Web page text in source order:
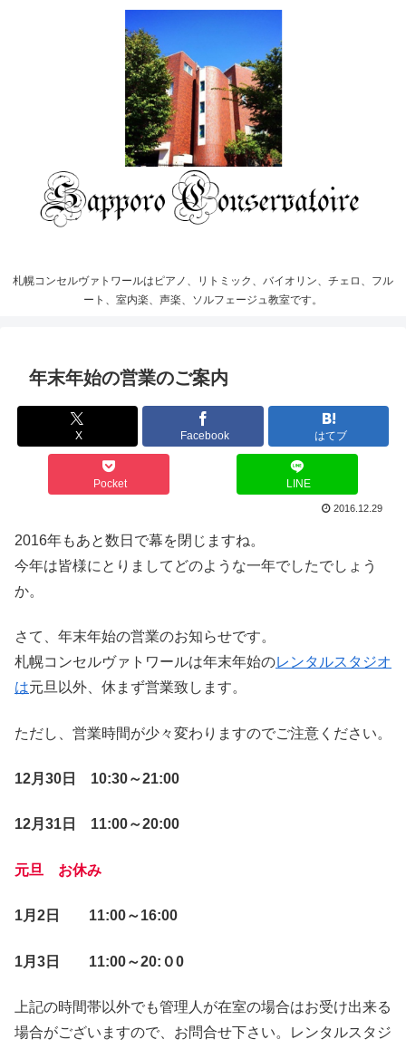
札幌コンセルヴァトワールはピアノ、リトミック、バイオリン、チェロ、フル
ート、室内楽、声楽、ソルフェージュ教室です。
年末年始の営業のご案内
X Facebook はてブ
Pocket LINE
2016.12.29
2016年もあと数日で幕を閉じますね。
今年は皆様にとりましてどのような一年でしたでしょう
か。
さて、年末年始の営業のお知らせです。
札幌コンセルヴァトワールは年末年始のレンタルスタジオ
は元旦以外、休まず営業致します。
ただし、営業時間が少々変わりますのでご注意ください。
12月30日 10:30～21:00
12月31日 11:00～20:00
元旦 お休み
1月2日 11:00～16:00
1月3日 11:00～20:０0
上記の時間帯以外でも管理人が在室の場合はお受け出来る
場合がございますので、お問合せ下さい。レンタルスタジ